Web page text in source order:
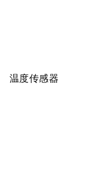
温度传感器